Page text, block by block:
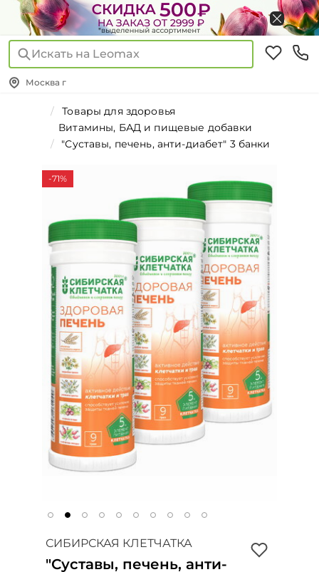
Искать на Leomax
Москва г
Товары для здоровья
Витамины, БАД и пищевые добавки
"Суставы, печень, анти-диабет" 3 банки
-71%
СИБИРСКАЯ КЛЕТЧАТКА
"Суставы, печень, анти-